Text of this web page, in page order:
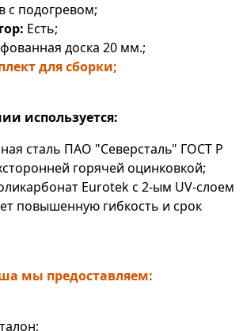
с подогревом;
Есть;
доска 20 мм.;
для сборки;
используется:
сталь ПАО "Северсталь" ГОСТ Р
горячей оцинковкой;
Eurotek с 2-ым UV-слоем
повышенную гибкость и срок
мы предоставляем: